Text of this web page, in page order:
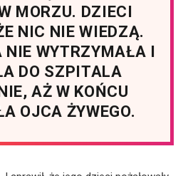
MORZU. DZIECI
NIC NIE WIEDZĄ.
NIE WYTRZYMAŁA I
DO SZPITALA
AŻ W KOŃCU
OJCA ŻYWEGO.